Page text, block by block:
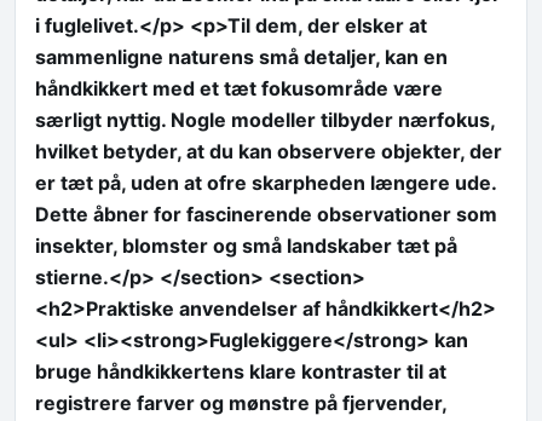
i fuglelivet.</p> <p>Til dem, der elsker at
sammenligne naturens små detaljer, kan en
håndkikkert med et tæt fokusområde være
særligt nyttig. Nogle modeller tilbyder nærfokus,
hvilket betyder, at du kan observere objekter, der
er tæt på, uden at ofre skarpheden længere ude.
Dette åbner for fascinerende observationer som
insekter, blomster og små landskaber tæt på
stierne.</p> </section> <section>
<h2>Praktiske anvendelser af håndkikkert</h2>
<ul> <li><strong>Fuglekiggere</strong> kan
bruge håndkikkertens klare kontraster til at
registrere farver og mønstre på fjervender,